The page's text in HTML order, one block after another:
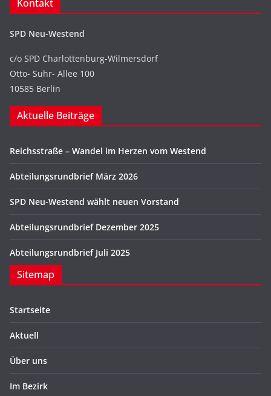
Kontakt
SPD Neu-Westend
c/o SPD Charlottenburg-Wilmersdorf
Otto- Suhr- Allee 100
10585 Berlin
Aktuelle Beiträge
Reichsstraße – Wandel im Herzen vom Westend
Abteilungsrundbrief März 2026
SPD Neu-Westend wählt neuen Vorstand
Abteilungsrundbrief Dezember 2025
Abteilungsrundbrief Juli 2025
Sitemap
Startseite
Aktuell
Über uns
Im Bezirk